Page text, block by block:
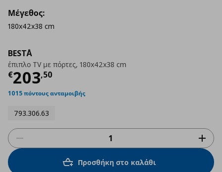
BESTÅ
έπιπλο TV με πόρτες, 180x42x38 cm
€203,50
Τρέχουσα τιμή
1015 πόντους ανταμοιβής
793.306.63
Μέγεθος:
180x42x38 cm
Προσθήκη στο καλάθι